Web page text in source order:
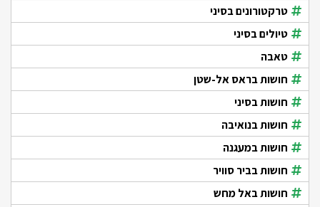
טרקטורונים בסיני
טיולים בסיני
טאבה
חושות בראס אל-שטן
חושות בסיני
חושות בנואיבה
חושות במעגנה
חושות בביר סוויר
חושות באל מחש